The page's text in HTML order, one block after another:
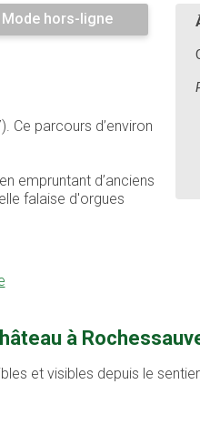
Mode hors-ligne
Ce parcours d’environ
empruntant d’anciens
falaise d'orgues
à
et visibles depuis le